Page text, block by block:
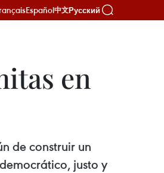
Español中文Русский
en
de construir un
justo y